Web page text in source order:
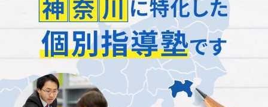
お子様の学習面だけでなく、
知っておきたい 「入試の仕組みや傾向」
保護者様にご説明いたします。